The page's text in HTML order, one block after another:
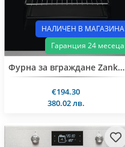
НАЛИЧЕН В МАГАЗИНА
Гаранция 24 месеца
Фурна за вграждане Zanker KOB10402XB
€194.30
380.02 лв.